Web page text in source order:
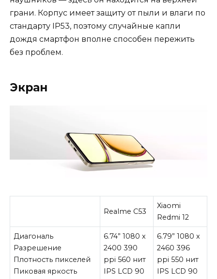
грани. Корпус имеет защиту от пыли и влаги по
стандарту IP53, поэтому случайные капли
дождя смартфон вполне способен пережить
без проблем.
Экран
Realme C53
Xiaomi
Redmi 12
Диагональ
Разрешение
Плотность пикселей
Пиковая яркость
6.74” 1080 x
2400 390
ppi 560 нит
IPS LCD 90
6.79” 1080 x
2460 396
ppi 550 нит
IPS LCD 90